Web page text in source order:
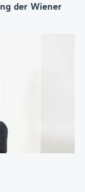
der Wiener